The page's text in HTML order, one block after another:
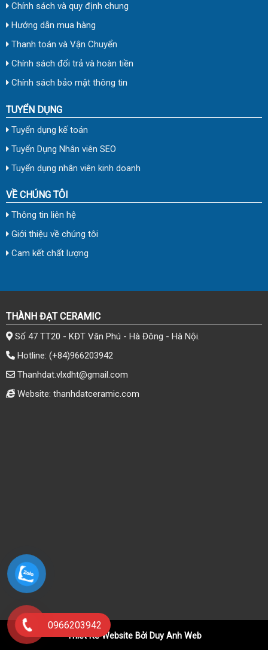
Chính sách và quy định chung
Hướng dẫn mua hàng
Thanh toán và Vận Chuyển
Chính sách đổi trả và hoàn tiền
Chính sách bảo mật thông tin
TUYỂN DỤNG
Tuyển dụng kế toán
Tuyển Dụng Nhân viên SEO
Tuyển dụng nhân viên kinh doanh
VỀ CHÚNG TÔI
Thông tin liên hệ
Giới thiệu về chúng tôi
Cam kết chất lượng
THÀNH ĐẠT CERAMIC
Số 47 TT20 - KĐT Văn Phú - Hà Đông - Hà Nội.
Hotline: (+84)966203942
Thanhdat.vlxdht@gmail.com
Website: thanhdatceramic.com
0966203942
Thiết Kế Website Bởi Duy Anh Web